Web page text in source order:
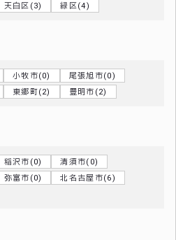
天白区(3) 緑区(4)
小牧市(0)
尾張旭市(0)
東郷町(2) 豊明市(2)
稲沢市(0)
清須市(0)
弥富市(0)
北名古屋市(6)